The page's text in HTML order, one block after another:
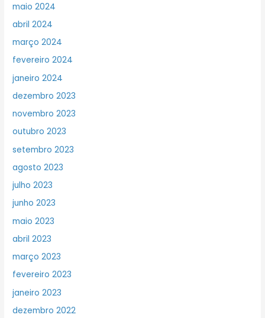
maio 2024
abril 2024
março 2024
fevereiro 2024
janeiro 2024
dezembro 2023
novembro 2023
outubro 2023
setembro 2023
agosto 2023
julho 2023
junho 2023
maio 2023
abril 2023
março 2023
fevereiro 2023
janeiro 2023
dezembro 2022